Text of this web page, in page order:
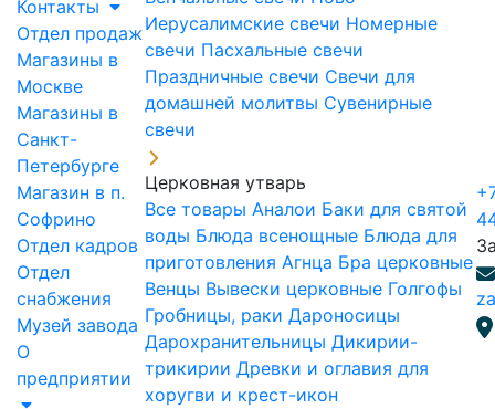
Контакты
Отдел продаж
Магазины в
Москве
Магазины в
Санкт-
Петербурге
Магазин в п.
Софрино
Отдел кадров
Отдел
снабжения
Музей завода
О
предприятии
Иерусалимские свечи Номерные
свечи Пасхальные свечи
Праздничные свечи Свечи для
домашней молитвы Сувенирные
свечи
Церковная утварь
Все товары Аналои Баки для святой
воды Блюда всенощные Блюда для
приготовления Агнца Бра церковные
Венцы Вывески церковные Голгофы
Гробницы, раки Дароносицы
Дарохранительницы Дикирии-
трикирии Древки и оглавия для
хоругви и крест-икон